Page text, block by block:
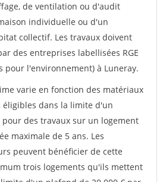
de ventilation ou d'audit
individuelle ou d'un
collectif. Les travaux doivent
des entreprises labellisées RGE
pour l'environnement) à Luneray.
varie en fonction des matériaux
dans la limite d'un
pour des travaux sur un logement
maximale de 5 ans. Les
peuvent bénéficier de cette
trois logements qu'ils mettent